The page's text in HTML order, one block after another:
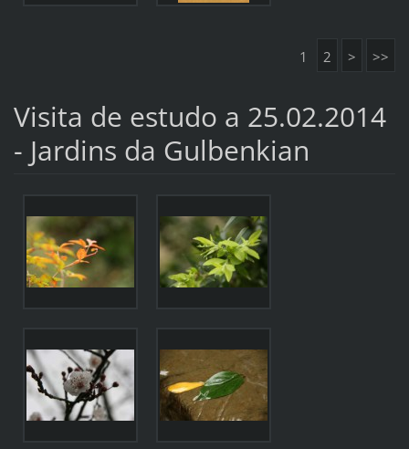
1 2 > >>
Visita de estudo a 25.02.2014
- Jardins da Gulbenkian